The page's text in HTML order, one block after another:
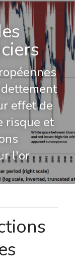
effet de
risque et
l'or